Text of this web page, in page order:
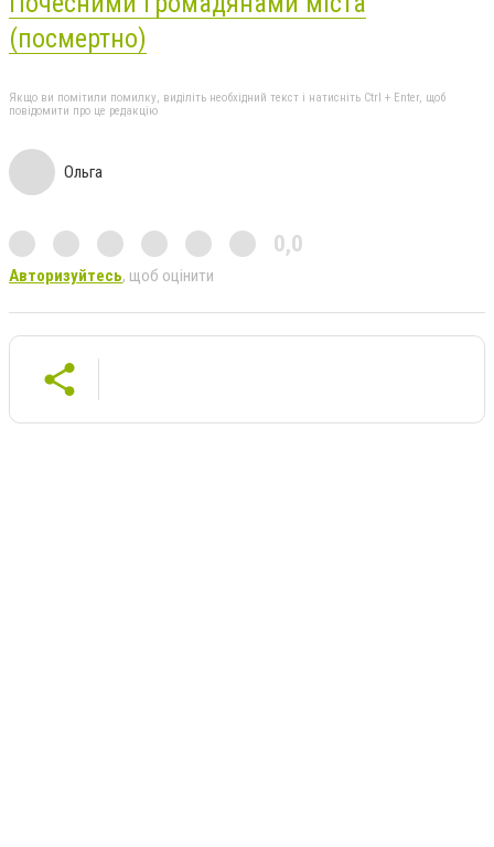
(посмертно)
Якщо ви помітили помилку, виділіть необхідний текст і натисніть Ctrl + Enter, щоб
повідомити про це редакцію
Ольга
0,0
Авторизуйтесь, щоб оцінити